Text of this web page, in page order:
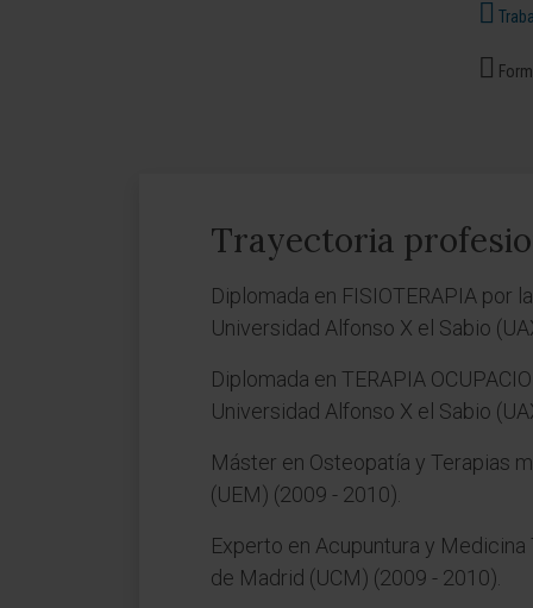
Trayectoria
Diplomada en FISIOTERAPIA por
Universidad Alfonso X el Sabio
Diplomada en TERAPIA
Universidad Alfonso X el Sabio
Máster en Osteopatía y Terapias
(UEM) (2009 - 2010).
Experto en Acupuntura y
de Madrid (UCM) (2009 - 2010).